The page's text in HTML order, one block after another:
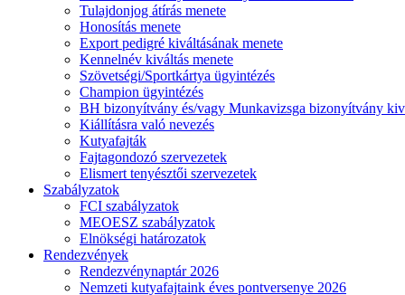
Tulajdonjog átírás menete
Honosítás menete
Export pedigré kiváltásának menete
Kennelnév kiváltás menete
Szövetségi/Sportkártya ügyintézés
Champion ügyintézés
BH bizonyítvány és/vagy Munkavizsga bizonyítvány
Kiállításra való nevezés
Kutyafajták
Fajtagondozó szervezetek
Elismert tenyésztői szervezetek
Szabályzatok
FCI szabályzatok
MEOESZ szabályzatok
Elnökségi határozatok
Rendezvények
Rendezvénynaptár 2026
Nemzeti kutyafajtaink éves pontversenye 2026